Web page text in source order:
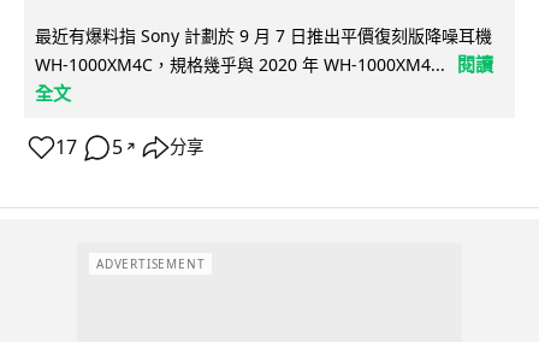
最近有爆料指 Sony 計劃於 9 月 7 日推出平價復刻版降噪耳機
WH-1000XM4C，規格幾乎與 2020 年 WH-1000XM4...
閱讀
全文
17 5 ↗ 分享
ADVERTISEMENT